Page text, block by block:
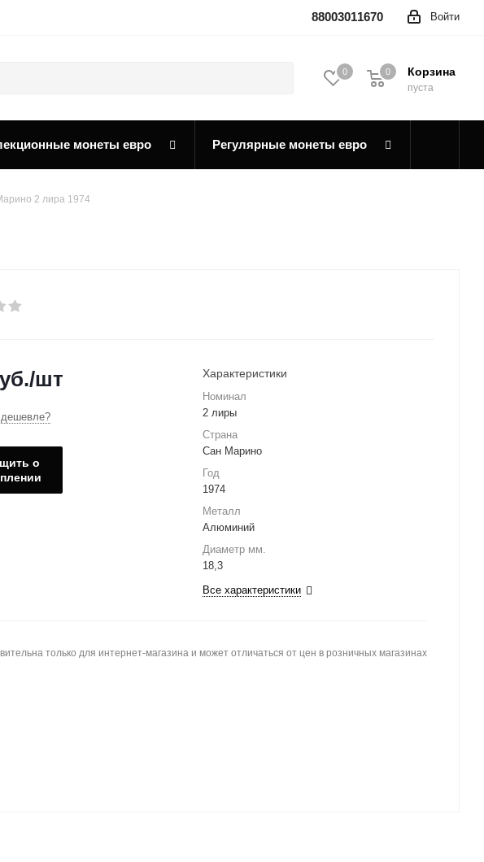
Войти
88003011670
0 Корзина
0
пуста
0
монеты евро Регулярные монеты евро
2 лира 1974
/шт
о
Характеристики
Номинал
2 лиры
Страна
Сан Марино
Год
1974
Металл
Алюминий
Диаметр мм.
18,3
Все характеристики
только для интернет-магазина и может отличаться от цен в розничных магазинах